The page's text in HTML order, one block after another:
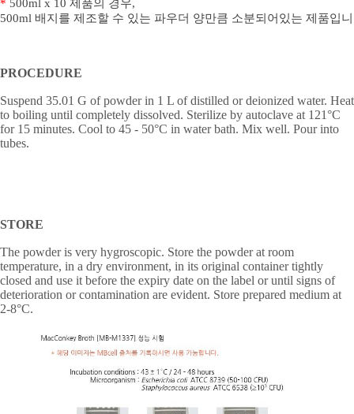
* 500ml x 10 제품의 경우,
500ml 배지를 제조할 수 있는 파우더 양만큼 소분되어있는 제품입
PROCEDURE
Suspend 35.01 G of powder in 1 L of distilled or deionized water. Heat
to boiling until completely dissolved. Sterilize by autoclave at 121°C
for 15 minutes. Cool to 45 - 50°C in water bath. Mix well. Pour into
tubes.
STORE
The powder is very hygroscopic. Store the powder at room
temperature, in a dry environment, in its original container tightly
closed and use it before the expiry date on the label or until signs of
deterioration or contamination are evident. Store prepared medium at
2-8°C.